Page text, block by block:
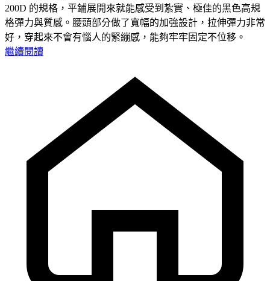
200D 的規格，平鋪展開來就能感受到紮實、極佳的黑色高規
格彈力與質感。腰頭部分做了寬幅的加強設計，拉伸彈力非常
好，穿起來不會有惱人的緊繃感，能夠牢牢固定不位移。
繼續閱讀